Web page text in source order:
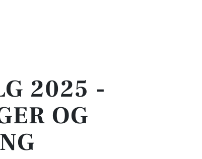
2025 -
OG